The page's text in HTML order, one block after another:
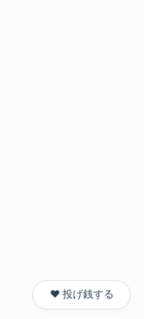
❤️ 投げ銭する